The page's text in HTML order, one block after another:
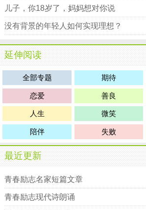
儿子，你18岁了，妈妈想对你说
没有背景的年轻人如何实现理想？
延伸阅读
全部专题 期待
恋爱 善良
人生 微笑
陪伴 失败
最近更新
青春励志名家短篇文章
青春励志现代诗朗诵